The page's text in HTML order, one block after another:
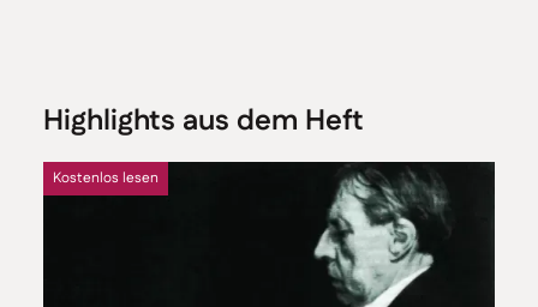
Highlights aus dem Heft
Kostenlos lesen